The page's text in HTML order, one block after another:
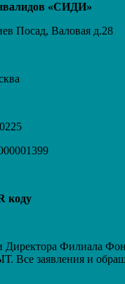
«СИДИ»
Посад, Валовая д.28
коду
Филиала
заявления и